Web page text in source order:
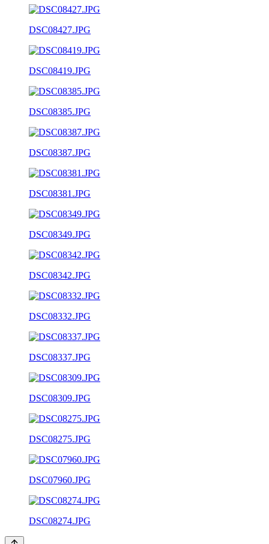
DSC08427.JPG
DSC08419.JPG
DSC08385.JPG
DSC08387.JPG
DSC08381.JPG
DSC08349.JPG
DSC08342.JPG
DSC08332.JPG
DSC08337.JPG
DSC08309.JPG
DSC08275.JPG
DSC07960.JPG
DSC08274.JPG